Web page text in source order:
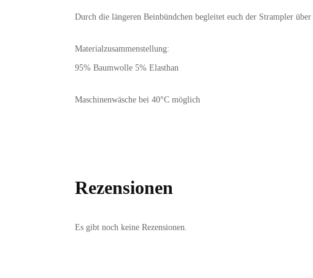
Durch die längeren Beinbündchen begleitet euch der Strampler
Materialzusammenstellung:
95% Baumwolle 5% Elasthan
Maschinenwäsche bei 40°C möglich
Rezensionen
Es gibt noch keine Rezensionen.